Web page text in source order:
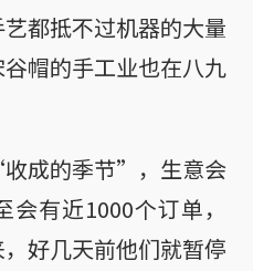
都抵不过机器的大量
帽的手工业也在八九
成的季节”，生意会
有近1000个订单，
好几天前他们就暂停